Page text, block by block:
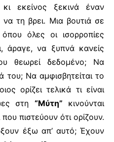
εκείνος ξεκινά έναν
τη βρει. Μια βουτιά σε
όλες οι ισορροπίες
άραγε, να ξυπνά κανείς
θεωρεί δεδομένο; Να
του; Να αμφισβητείται το
ορίζει τελικά τι είναι
στη “Μύτη” κινούνται
που πιστεύουν ότι ορίζουν.
έξω απ’ αυτό; Έχουν